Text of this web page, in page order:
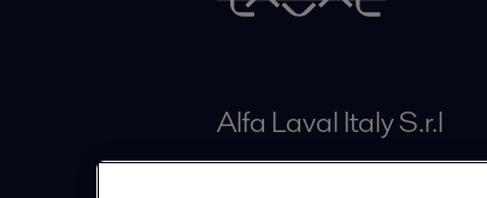
Alfa Laval Italy S.r.l